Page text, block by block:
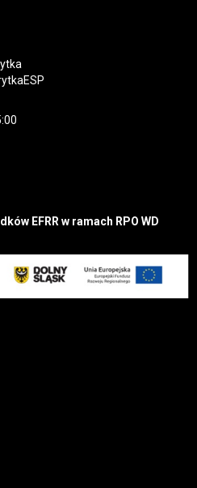
EFRR w ramach RPO WD